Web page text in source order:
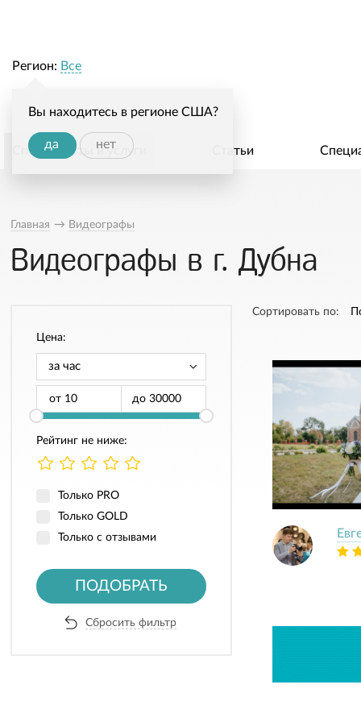
Регион: Все
Вы находитесь в регионе США?
да нет
Специалисты и услуги Статьи
Главная → Видеографы
Видеографы в г. Дубна
Цена:
от до
Рейтинг не ниже:
Только PRO
Только GOLD
Только с отзывами
ПОДОБРАТЬ
Сбросить фильтр
Сортировать по: